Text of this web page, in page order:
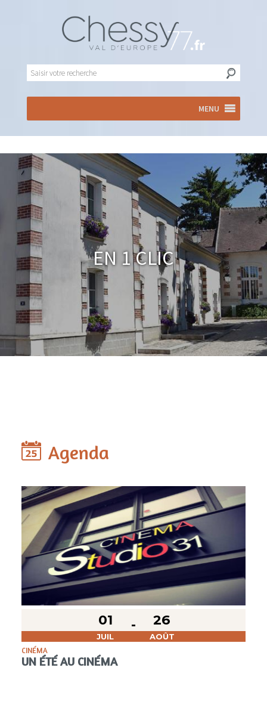
MENU
En 1 clic
Agenda
01
JUIL
26
AOÛT
CINÉMA
UN ÉTÉ AU CINÉMA